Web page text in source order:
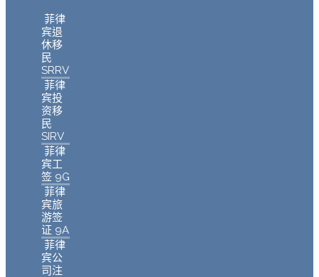
菲律
宾退
休移
民
SRRV
菲律
宾投
资移
民
SIRV
菲律
宾工
签 9G
菲律
宾旅
游签
证 9A
菲律
宾公
司注